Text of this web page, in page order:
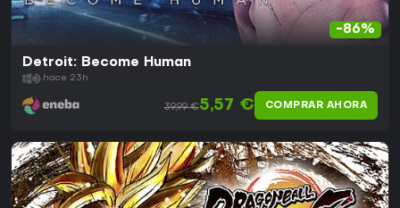
-86%
Detroit: Become Human
hace 23h
39,99 €5,57 € COMPRAR AHORA